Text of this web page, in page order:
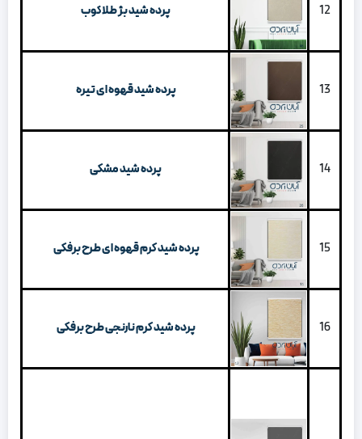
12 پرده شید بژ طلاکوب
13 پرده شید قهوه ای تیره
14 پرده شید مشکی
15 پرده شید کرم قهوه ای طرح برفکی
16 پرده شید کرم نارنجی طرح برفکی